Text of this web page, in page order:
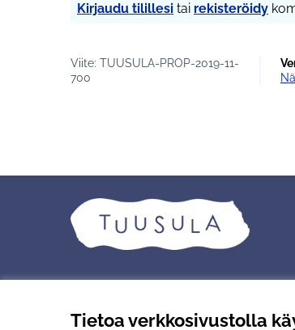
Tietoa verkkosivustolla
Kirjaudu tilillesi tai rekisteröidy
Viite: TUUSULA-PROP-2019-11-
700